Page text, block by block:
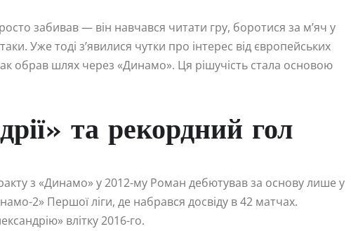
забивав — він навчався читати гру, боротися за м’яч у
Уже тоді з’явилися чутки про інтерес від європейських
обрав шлях через «Динамо». Ця рішучість стала основою
та рекордний гол
з «Динамо» у 2012-му Роман дебютував за основу лише у
2» Першої ліги, де набрався досвіду в 42 матчах.
влітку 2016-го.